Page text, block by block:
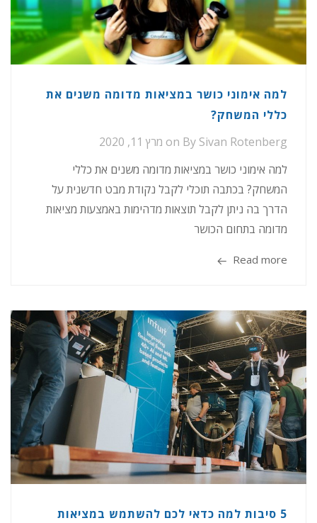
למה אימוני כושר במציאות מדומה משנים את
כללי המשחק?
By Sivan Rotenberg
on מרץ 11, 2020
למה אימוני כושר במציאות מדומה משנים את כללי
המשחק? בכתבה תוכלי לקבל נקודת מבט חדשנית על
הדרך בה ניתן לקבל תוצאות מדהימות באמצעות מציאות
מדומה בתחום הכושר
Read more
5 סיבות למה כדאי לכם להשתמש במציאות